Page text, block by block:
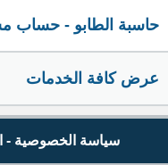
حاسبة الطابو - حساب
عرض كافة الخدمات
سياسة الخصوصية -